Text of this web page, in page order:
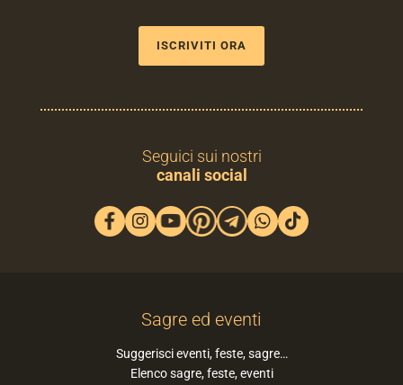
ISCRIVITI ORA
Seguici sui nostri
canali social
Sagre ed eventi
Suggerisci eventi, feste, sagre…
Elenco sagre, feste, eventi